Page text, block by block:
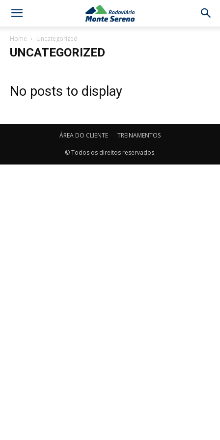
Home Uncategorized
UNCATEGORIZED
No posts to display
ÁREA DO CLIENTE TREINAMENTOS
© Todos os direitos reservados.